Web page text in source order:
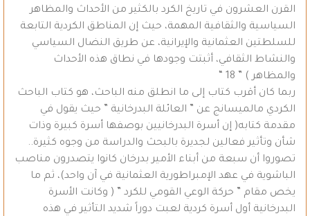
القرن العشرون في تاريخ الكرد بالكثير من الأحداث والمظاهر
السياسية والثقافية المهمة، حيث إن المناطق الكردية التابعة
للسلطتين العثمانية والإيرانية، عن طريق النضال السياسي
والنشاط الثقافي، أثبتت وجودها في نطاق هذه الأحداث
والمظاهر ) ” 18 “
ربما كان أقرب كتاب إلى ما انطلق منه الباحث، هو كتاب الباحث
الكردي مالميسانج عن ” العائلة البدرخانية ” حيث يقول في
مقدمة كتابه( إن أسرة البدرخانيين بوصفها أسرة كبيرة وذات
شأن وتأثير فعالين لجديرة بالبحث والدراسة من وجوه كثيرة..
تصوروا أن سبعة من أبناء الأمير بدرخان كانوا يتصدرون مناصب
الباشوية في عهد الإمبراطورية العثمانية في آن واحد)، ثم ما
يخص مقام ” حركة الوعي القومي للكرد ” ( وكانت الأسرة
البدرخانية أول أسرة كردية لعبت دوراً شديد التأثير في هذه